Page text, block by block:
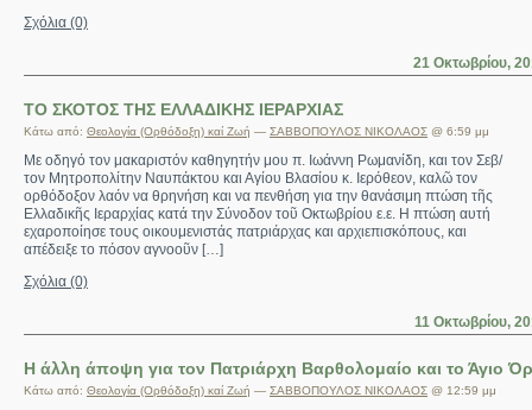
Σχόλια (0)
21 Οκτωβρίου,
ΤΟ ΣΚΟΤΟΣ ΤΗΣ ΕΛΛΑΔΙΚΗΣ ΙΕΡΑΡΧΙΑΣ
Κάτω από: Θεολογία (Ορθόδοξη) καί Ζωή — ΣΑΒΒΟΠΟΥΛΟΣ ΝΙΚΟΛΑΟΣ @ 6:59 μμ
Με οδηγό τον μακαριστόν καθηγητήν μου π. Ιωάννη Ρωμανίδη, και τον Σεβ/
τον Μητροπολίτην Ναυπάκτου και Αγίου Βλασίου κ. Ιερόθεον, καλῶ τον
ορθόδοξον λαόν να θρηνήση και να πενθήση για την θανάσιμη πτώση τῆς
Ελλαδικῆς Ιεραρχίας κατά την Σύνοδον τοῦ Οκτωβρίου ε.ε. Η πτώση αυτή
εχαροποίησε τους οικουμενιστάς πατριάρχας και αρχιεπισκόπους, και
απέδειξε το πόσον αγνοοῦν […]
Σχόλια (0)
11 Οκτωβρίου,
Η άλλη άποψη για τον Πατριάρχη Βαρθολομαίο και το Άγιο
Κάτω από: Θεολογία (Ορθόδοξη) καί Ζωή — ΣΑΒΒΟΠΟΥΛΟΣ ΝΙΚΟΛΑΟΣ @ 12:59 μμ